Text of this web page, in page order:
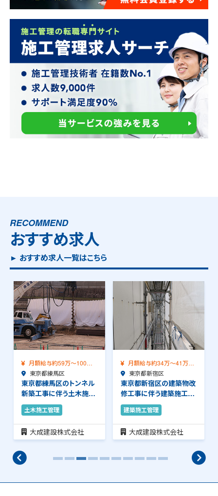
RECOMMEND
おすすめ求人
► おすすめ求人一覧はこちら
月額給与約34万～41万
（前職給与保証）…
東京都新宿区
東京都新宿区の建築物改
修工事に伴う建築施工管
理のお仕事です。…
建築施工管理
大成建設株式会社
月額給与約42万～58万
（前職給与保証）…
東京都新宿区
東京都新宿区の建築物改
修工事に伴う建築施工管
理のお仕事です。…
建築施工管理
大成建設株式会社